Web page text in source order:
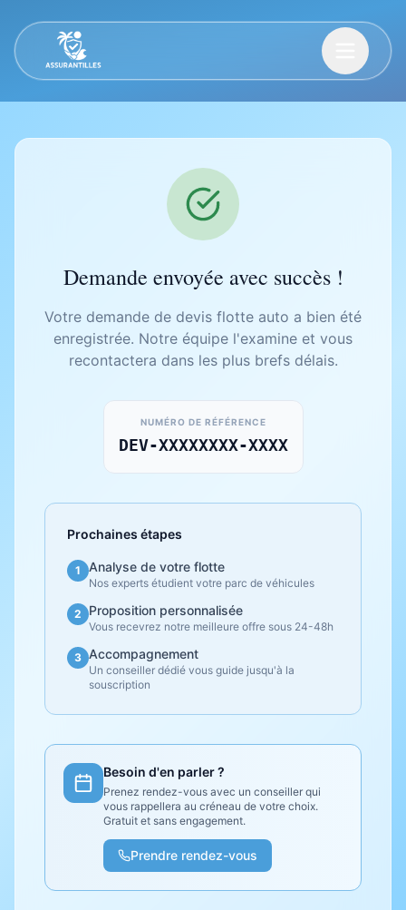
Demande envoyée avec succès !
Votre demande de devis flotte auto a bien été
enregistrée. Notre équipe l'examine et vous
recontactera dans les plus brefs délais.
NUMÉRO DE RÉFÉRENCE
DEV-XXXXXXXX-XXXX
Prochaines étapes
1 Analyse de votre flotte
Nos experts étudient votre parc de véhicules
2 Proposition personnalisée
Vous recevrez notre meilleure offre sous 24-48h
3 Accompagnement
Un conseiller dédié vous guide jusqu'à la
souscription
Besoin d'en parler ?
Prenez rendez-vous avec un conseiller qui
vous rappellera au créneau de votre choix.
Gratuit et sans engagement.
Prendre rendez-vous